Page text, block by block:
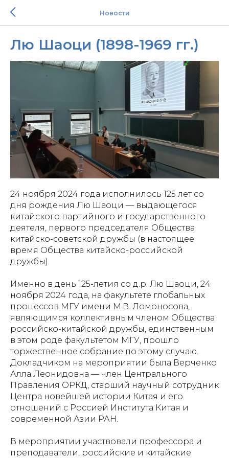
Новости
Лю Шаоци (1898-1969 гг.)
24 ноября 2024 года исполнилось 125 лет со
дня рождения Лю Шаоци — выдающегося
китайского партийного и государственного
деятеля, первого председателя Общества
китайско-советской дружбы (в настоящее
время Общества китайско-российской
дружбы).
Именно в день 125-летия со д.р. Лю Шаоци, 24
ноября 2024 года, на факультете глобальных
процессов МГУ имени М.В. Ломоносова,
являющимся коллективным членом Общества
российско-китайской дружбы, единственным
в этом роде факультетом МГУ, прошло
торжественное собрание по этому случаю.
Докладчиком на мероприятии была Верченко
Алла Леонидовна — член Центрального
Правления ОРКД, старший научный сотрудник
Центра новейшей истории Китая и его
отношений с Россией Института Китая и
современной Азии РАН.
В мероприятии участвовали профессора и
преподаватели, российские и китайские